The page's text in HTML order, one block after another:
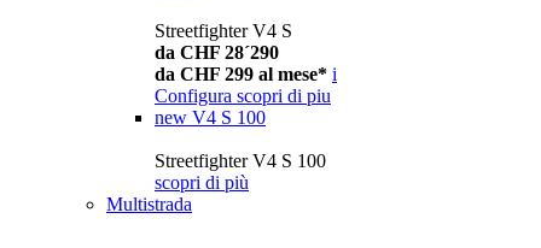
Streetfighter V4 S
da CHF 28´290
da CHF 299 al mese* i
Configura scopri di piu
new V4 S 100
Streetfighter V4 S 100
scopri di più
Multistrada